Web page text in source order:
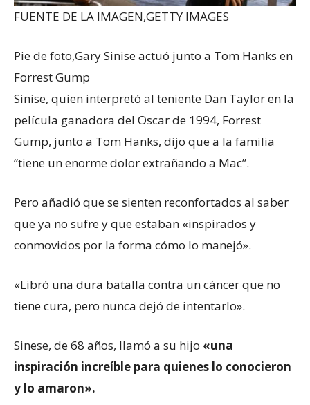
FUENTE DE LA IMAGEN,GETTY IMAGES
Pie de foto,Gary Sinise actuó junto a Tom Hanks en
Forrest Gump
Sinise, quien interpretó al teniente Dan Taylor en la
película ganadora del Oscar de 1994, Forrest
Gump, junto a Tom Hanks, dijo que a la familia
“tiene un enorme dolor extrañando a Mac”.
Pero añadió que se sienten reconfortados al saber
que ya no sufre y que estaban «inspirados y
conmovidos por la forma cómo lo manejó».
«Libró una dura batalla contra un cáncer que no
tiene cura, pero nunca dejó de intentarlo».
Sinese, de 68 años, llamó a su hijo «una
inspiración increíble para quienes lo conocieron
y lo amaron».